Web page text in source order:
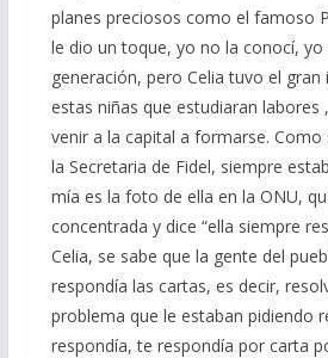
planes preciosos como el famoso
le dio un toque, yo no la conocí,
generación, pero Celia tuvo el
estas niñas que estudiaran labores
venir a la capital a formarse. Como
la Secretaria de Fidel, siempre
mía es la foto de ella en la ONU,
concentrada y dice “ella siempre
Celia, se sabe que la gente del
respondía las cartas, es decir,
problema que le estaban pidiendo
respondía, te respondía por carta